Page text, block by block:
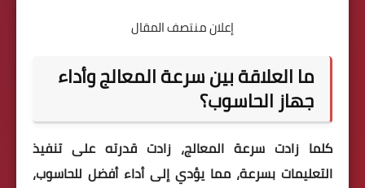
إعلان منتصف المقال
ما العلاقة بين سرعة المعالج وأداء
جهاز الحاسوب؟
كلما زادت سرعة المعالج، زادت قدرته على تنفيذ
التعليمات بسرعة، مما يؤدي إلى أداء أفضل للحاسوب،